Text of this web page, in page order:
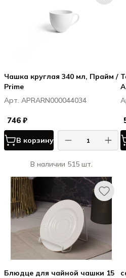
Чашка круглая 340 мл, Прайм /
Prime
Арт. APRARN000044034
746 ₽
В корзину
В наличии 515 шт.
Блюдце для чайной чашки 15